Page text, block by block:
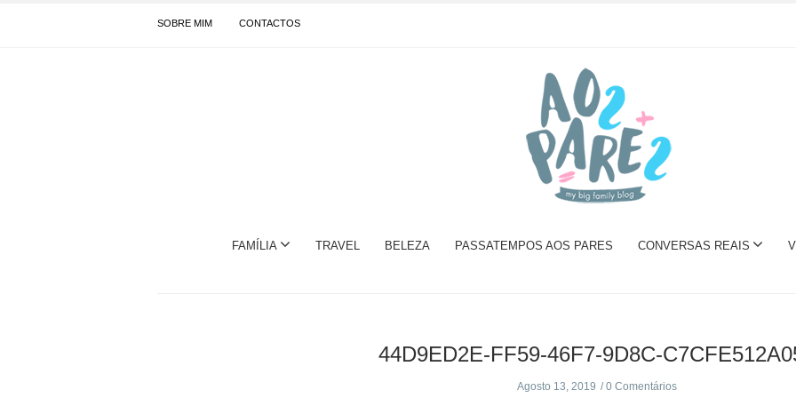
SOBRE MIM CONTACTOS
FAMÍLIA TRAVEL BELEZA PASSATEMPOS AOS PARES CONVERSAS REAIS
44D9ED2E-FF59-46F7-9D8C-
Agosto 13, 2019 0 Comentários